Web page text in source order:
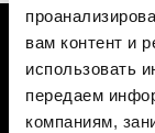
вам контент и
использовать
передаем
компаниям,